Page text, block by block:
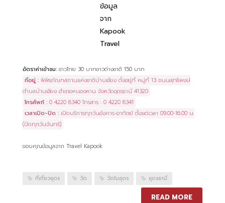
ข้อมูล
จาก
Kapook
Travel
อัตราค่าเข้าชม: ชาวไทย 30 บาทชาวต่างชาติ 150 บาท
ที่อยู่ : พิพิธภัณฑสถานแห่งชาติบ้านเชียง ตั้งอยู่ที่ หมู่ที่ 13 ถนนสุทธิพงษ์
ตำบลบ้านเชียง อำเภอหนองหาน จังหวัดอุดรธานี 41320
โทรศัพท์ : 0 4220 8340 โทรสาร : 0 4220 8341
เวลาเปิด-ปิด : เปิดบริการทุกวันอังคาร-อาทิตย์ ตั้งแต่เวลา 09.00-16.00 น.
(ปิดทุกวันจันทร์)
ขอบคุณข้อมูลจาก Travel Kapook
ที่เที่ยวอุดร วัด วัดในอุดร อุดรธานี
READ MORE